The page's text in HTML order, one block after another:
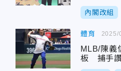
內閣改組
體育
MLB/陳義
板 捕手讚
2025/